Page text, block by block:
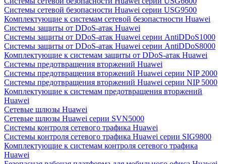
Системы сетевой безопасности Huawei серии USG9500
Комплектующие к системам сетевой безопастности Huawei
Системы защиты от DDoS-атак Huawei
Системы защиты от DDoS-атак Huawei серии AntiDDoS1000
Системы защиты от DDoS-атак Huawei серии AntiDDoS8000
Комплектующие к системам защиты от DDoS-атак Huawei
Системы предотвращения вторжений Huawei
Системы предотвращения вторжений Huawei серии NIP 2000
Системы предотвращения вторжений Huawei серии NIP 5000
Комплектующие к системам предотвращения вторжений
Huawei
Сетевые шлюзы Huawei
Сетевые шлюзы Huawei серии SVN5000
Системы контроля сетевого трафика Huawei
Системы контроля сетевого трафика Huawei серии SIG9800
Комплектующие к системам контроля сетевого трафика
Huawei